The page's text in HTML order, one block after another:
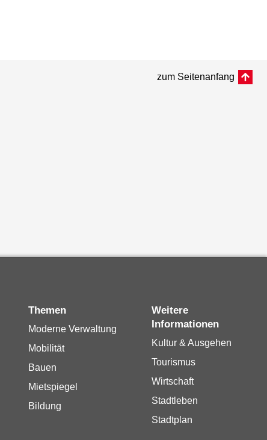
zum Seitenanfang
Themen
Moderne Verwaltung
Mobilität
Bauen
Mietspiegel
Bildung
Weitere
Informationen
Kultur & Ausgehen
Tourismus
Wirtschaft
Stadtleben
Stadtplan